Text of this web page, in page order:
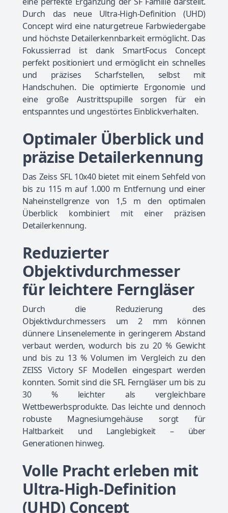
Durch das neue Ultra-High-Definition (UHD)
Concept wird eine naturgetreue Farbwiedergabe
und höchste Detailerkennbarkeit ermöglicht. Das
Fokussierrad ist dank SmartFocus Concept
perfekt positioniert und ermöglicht ein schnelles
und präzises Scharfstellen, selbst mit
Handschuhen. Die optimierte Ergonomie und
eine große Austrittspupille sorgen für ein
entspanntes und ungestörtes Einblickverhalten.
Optimaler Überblick und
präzise Detailerkennung
Das Zeiss SFL 10x40 bietet mit einem Sehfeld von
bis zu 115 m auf 1.000 m Entfernung und einer
Naheinstellgrenze von 1,5 m den optimalen
Überblick kombiniert mit einer präzisen
Detailerkennung.
Reduzierter
Objektivdurchmesser
für leichtere Ferngläser
Durch die Reduzierung des
Objektivdurchmessers um 2 mm können
dünnere Linsenelemente in geringerem Abstand
verbaut werden, wodurch bis zu 20 % Gewicht
und bis zu 13 % Volumen im Vergleich zu den
ZEISS Victory SF Modellen eingespart werden
konnten. Somit sind die SFL Ferngläser um bis zu
30 % leichter als vergleichbare
Wettbewerbsprodukte. Das leichte und dennoch
robuste Magnesiumgehäuse sorgt für
Haltbarkeit und Langlebigkeit – über
Generationen hinweg.
Volle Pracht erleben mit
Ultra-High-Definition
(UHD) Concept